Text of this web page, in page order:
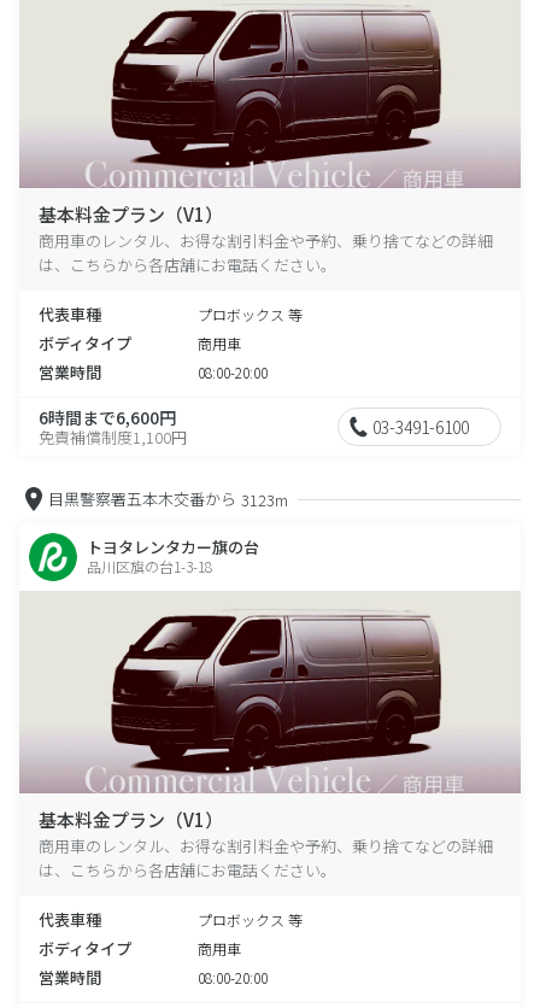
基本料金プラン（V1）
商用車のレンタル、お得な割引料金や予約、乗り捨てなどの詳細
は、こちらから各店舗にお電話ください。
代表車種 プロボックス 等
ボディタイプ 商用車
営業時間 08:00-20:00
6時間まで6,600円
免責補償制度1,100円 03-3491-6100
目黒警察署五本木交番から 3123m
トヨタレンタカー旗の台
品川区旗の台1-3-18
基本料金プラン（V1）
商用車のレンタル、お得な割引料金や予約、乗り捨てなどの詳細
は、こちらから各店舗にお電話ください。
代表車種 プロボックス 等
ボディタイプ 商用車
営業時間 08:00-20:00